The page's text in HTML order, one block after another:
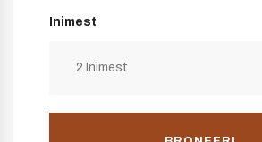
Inimest
2 Inimest